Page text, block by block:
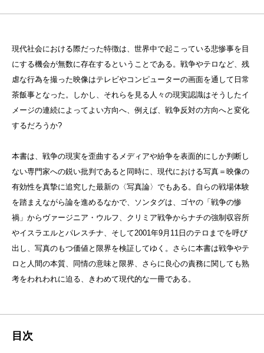
現代社会における際だった特徴は、世界中で起こっている悲惨事を目
にする機会が無数に存在するということである。戦争やテロなど、残
虐な行為を撮った映像はテレビやコンピューターの画面を通して日常
茶飯事となった。しかし、それらを見る人々の現実認識はそうしたイ
メージの連続によってよい方向へ、例えば、戦争反対の方向へと変化
するだろうか?
本書は、戦争の現実を歪曲するメディアや紛争を表面的にしか判断し
ない専門家への鋭い批判であると同時に、現代における写真＝映像の
有効性を真摯に追究した最新の〈写真論〉でもある。自らの戦場体験
を踏まえながら論を進めるなかで、ソンタグは、ゴヤの「戦争の惨
禍」からヴァージニア・ウルフ、クリミア戦争からナチの強制収容所
やイスラエルとパレスチナ、そして2001年9月11日のテロまでを呼び
出し、写真のもつ価値と限界を検証してゆく。さらに本書は戦争やテ
ロと人間の本質、同情の意味と限界、さらに良心の責務に関しても熟
考をわれわれに迫る、きわめて現代的な一冊である。
目次